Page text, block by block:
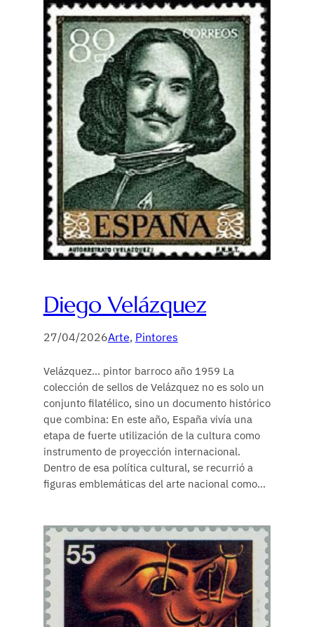
Diego Velázquez
27/04/2026Arte, Pintores
Velázquez… pintor barroco año 1959 La
colección de sellos de Velázquez no es solo un
conjunto filatélico, sino un documento histórico
que combina: En este año, España vivía una
etapa de fuerte utilización de la cultura como
instrumento de proyección internacional.
Dentro de esa política cultural, se recurrió a
figuras emblemáticas del arte nacional como…